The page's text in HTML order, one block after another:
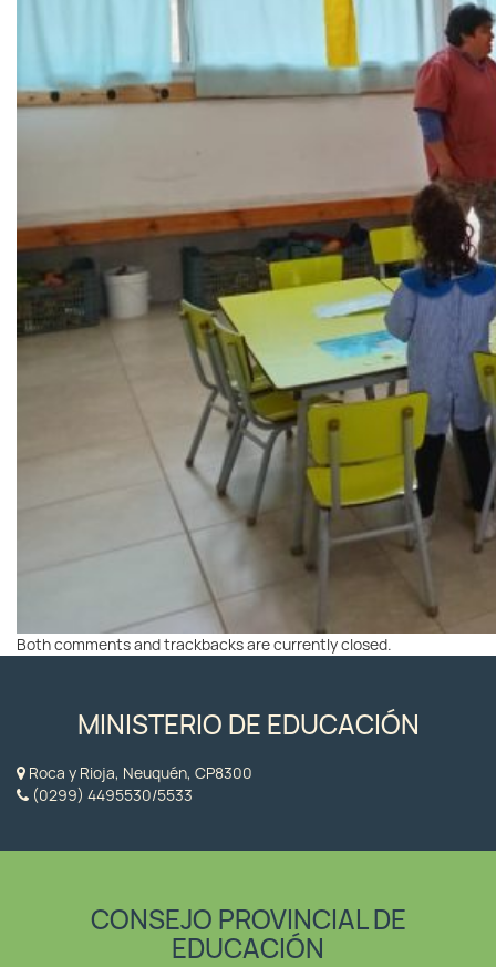
Both comments and trackbacks are currently closed.
MINISTERIO DE EDUCACIÓN
Roca y Rioja, Neuquén, CP8300
(0299) 4495530/5533
CONSEJO PROVINCIAL DE
EDUCACIÓN